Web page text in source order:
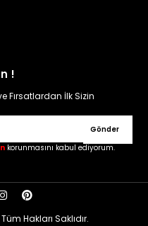
!
Fırsatlardan İlk Sizin
Gönder
korunmasını kabul ediyorum.
Hakları Saklıdır.